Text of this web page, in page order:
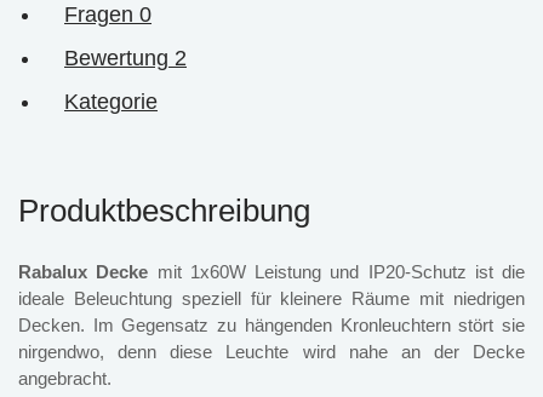
Fragen 0
Bewertung 2
Kategorie
Produktbeschreibung
Rabalux Decke mit 1x60W Leistung und IP20-Schutz ist die
ideale Beleuchtung speziell für kleinere Räume mit niedrigen
Decken. Im Gegensatz zu hängenden Kronleuchtern stört sie
nirgendwo, denn diese Leuchte wird nahe an der Decke
angebracht.